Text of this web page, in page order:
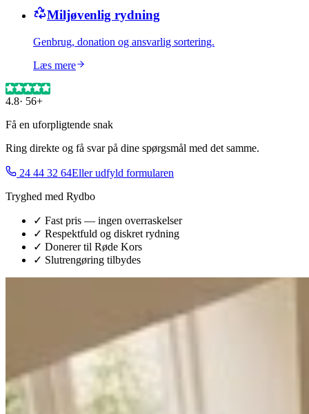
Miljøvenlig rydning
Genbrug, donation og ansvarlig sortering.
Læs mere
4.8· 56+
Få en uforpligtende snak
Ring direkte og få svar på dine spørgsmål med det samme.
24 44 32 64Eller udfyld formularen
Tryghed med Rydbo
✓ Fast pris — ingen overraskelser
✓ Respektfuld og diskret rydning
✓ Donerer til Røde Kors
✓ Slutrengøring tilbydes